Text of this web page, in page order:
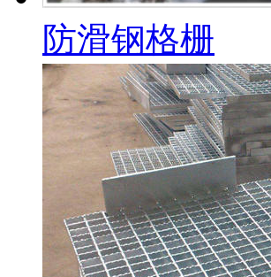
防滑钢格栅